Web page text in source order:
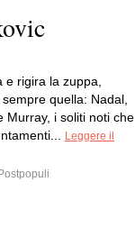
e rigira la zuppa,
quella: Nadal,
Murray, i soliti noti che
Leggere il
Postpopuli